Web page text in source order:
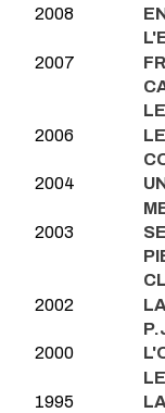
2008
2007
2006
2004
2003
2002
2000
1995